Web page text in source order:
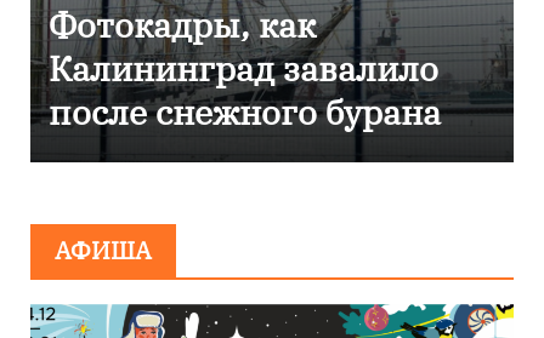
Фоторепортаж как в
Калининграде
эвакуировали ТЦ из-за
сообщения о
АФИША